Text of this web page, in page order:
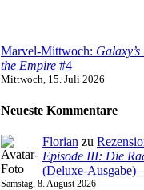
Marvel-Mittwoch:
the Empire #4
Mittwoch, 15. Juli 2026
Neueste Kommentare
Florian zu
Episode III: Die
(Deluxe-Ausgabe)
Samstag, 8. August 2026